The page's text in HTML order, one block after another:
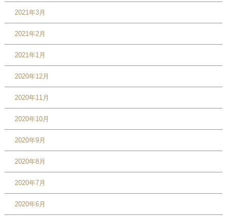
2021年3月
2021年2月
2021年1月
2020年12月
2020年11月
2020年10月
2020年9月
2020年8月
2020年7月
2020年6月